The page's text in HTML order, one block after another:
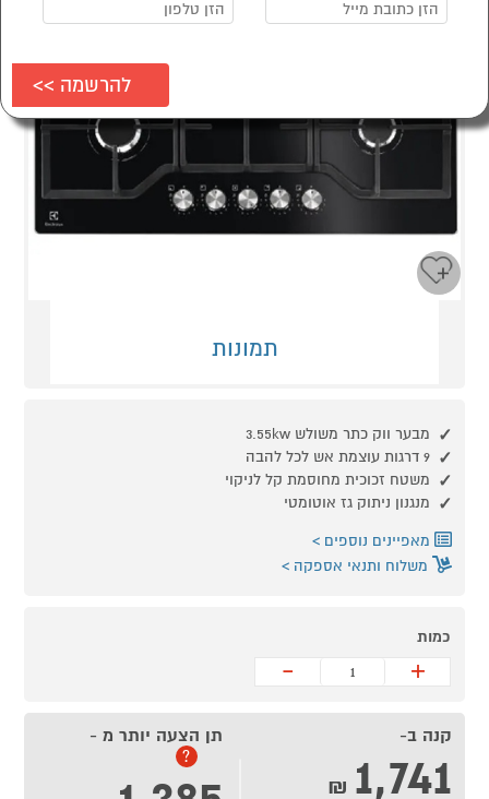
תמונות
מבער ווק כתר משולש 3.55kw
9 דרגות עוצמת אש לכל להבה
משטח זכוכית מחוסמת קל לניקוי
מנגנון ניתוק גז אוטומטי
מאפיינים נוספים
משלוח ותנאי אספקה
כמות
+
-
קנה ב-
1,741
₪
תן הצעה יותר מ -
?